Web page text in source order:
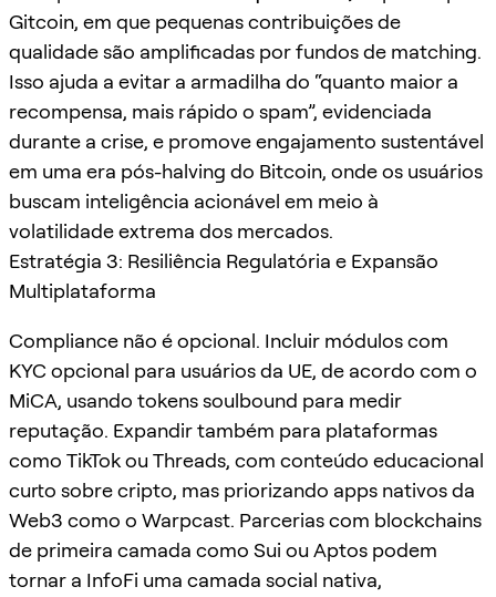
Gitcoin, em que pequenas contribuições de
qualidade são amplificadas por fundos de matching.
Isso ajuda a evitar a armadilha do “quanto maior a
recompensa, mais rápido o spam”, evidenciada
durante a crise, e promove engajamento sustentável
em uma era pós-halving do Bitcoin, onde os usuários
buscam inteligência acionável em meio à
volatilidade extrema dos mercados.
Estratégia 3: Resiliência Regulatória e Expansão
Multiplataforma
Compliance não é opcional. Incluir módulos com
KYC opcional para usuários da UE, de acordo com o
MiCA, usando tokens soulbound para medir
reputação. Expandir também para plataformas
como TikTok ou Threads, com conteúdo educacional
curto sobre cripto, mas priorizando apps nativos da
Web3 como o Warpcast. Parcerias com blockchains
de primeira camada como Sui ou Aptos podem
tornar a InfoFi uma camada social nativa,